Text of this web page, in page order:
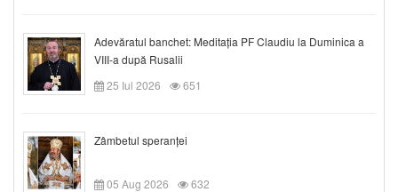
Adevăratul banchet: Meditația PF Claudiu la Duminica a
VIII-a după Rusalii
25 Iul 2026
651
Zâmbetul speranței
05 Aug 2026 632